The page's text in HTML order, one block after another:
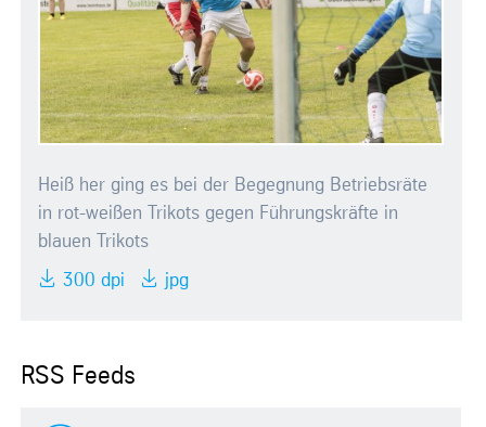
Heiß her ging es bei der Begegnung Betriebsräte
in rot-weißen Trikots gegen Führungskräfte in
blauen Trikots
300 dpi jpg
RSS Feeds